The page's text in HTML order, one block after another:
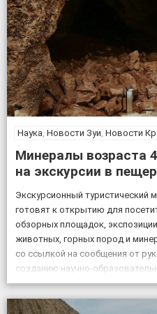
Наука Новости Зуи Новости Крыма
Минералы возраста
на экскурсии в
Экскурсионный туристический
готовят к открытию для
обзорных площадок,
животных, горных пород и
со ссылкой на сообщения от
созданию научно-
комплекса на базе пещеры
Крымского федерального